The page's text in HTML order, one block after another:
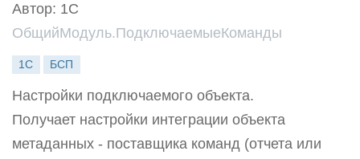
Автор: 1С
ОбщийМодуль.ПодключаемыеКоманды
1С БСП
Настройки подключаемого объекта.
Получает настройки интеграции объекта
метаданных - поставщика команд (отчета или